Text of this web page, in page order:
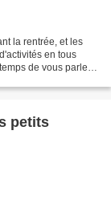
la rentrée, et les
en tous
de vous parler
petits